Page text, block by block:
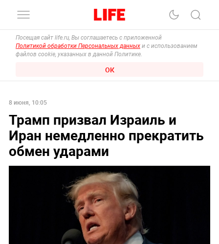
Посещая сайт life.ru, Вы соглашаетесь с приложенной
Политикой обработки Персональных данных и с использованием
файлов cookie, указанных в данной Политике.
ОК
8 июня, 10:05
Трамп призвал Израиль и
Иран немедленно прекратить
обмен ударами